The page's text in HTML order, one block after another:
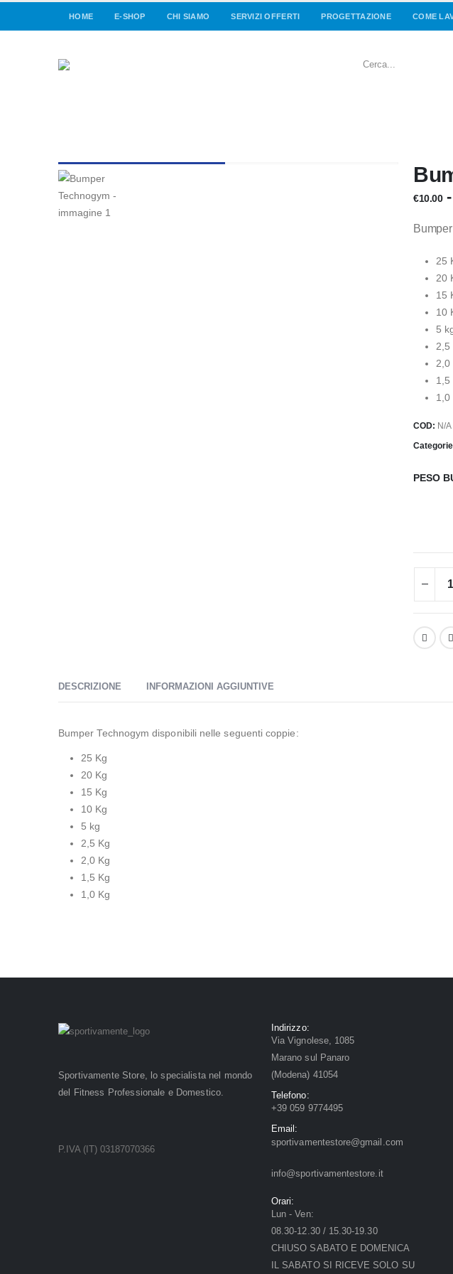
HOME E-SHOP CHI SIAMO SERVIZI OFFERTI PROGETTAZIONE COME
USATO IN OTTIME CONDIZIONI
€10.00 -
25
20
15
10
5
2,5
2,0
1,5
1,0
COD: N/A
PESO
DESCRIZIONE INFORMAZIONI AGGIUNTIVE
Bumper Technogym disponibili nelle seguenti coppie:
25 Kg
20 Kg
15 Kg
10 Kg
5 kg
2,5 Kg
2,0 Kg
1,5 Kg
1,0 Kg
Sportivamente Store, lo specialista nel mondo
del Fitness Professionale e Domestico.
P.IVA (IT) 03187070366
Indirizzo:
Via Vignolese, 1085
Marano sul Panaro
(Modena) 41054
Telefono:
+39 059 9774495
Email:
sportivamentestore@gmail.com
info@sportivamentestore.it
Orari:
Lun - Ven:
08.30-12.30 / 15.30-19.30
CHIUSO SABATO E DOMENICA
IL SABATO SI RICEVE SOLO SU